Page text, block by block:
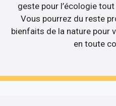
geste pour l’écologie
Vous pourrez du reste
bienfaits de la nature pour
en toute